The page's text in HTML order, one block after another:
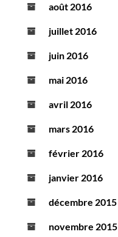
août 2016
juillet 2016
juin 2016
mai 2016
avril 2016
mars 2016
février 2016
janvier 2016
décembre 2015
novembre 2015